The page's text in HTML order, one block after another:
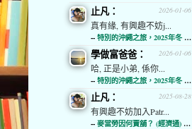
2026-01-06
止凡：
真有緣, 有興趣不妨j...
-- 特別的沖繩之旅，2025年冬 (經濟通)
2026-01-06
學做富爸爸：
哈, 正是小弟, 係你...
-- 特別的沖繩之旅，2025年冬 (經濟通)
2025-08-28
止凡：
有興趣不妨加入Patr...
-- 麥當勞因何賣舖？ (經濟通) (略)